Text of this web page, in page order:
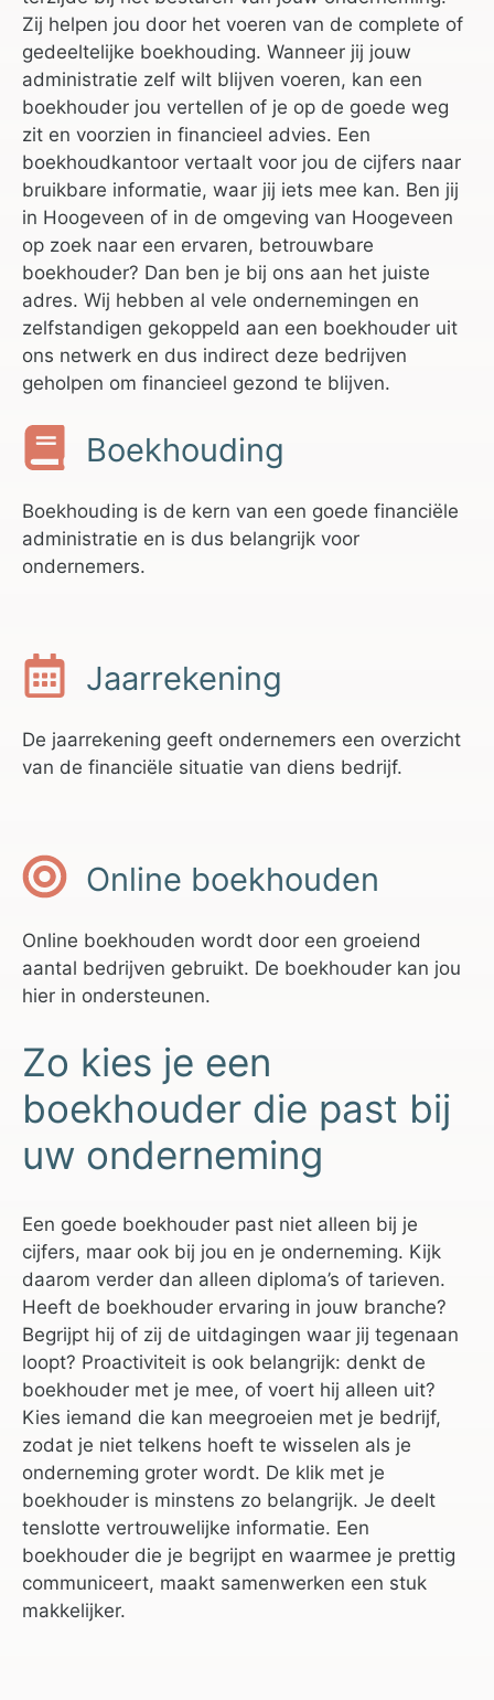
Zij helpen jou door het voeren van de complete of
gedeeltelijke boekhouding. Wanneer jij jouw
administratie zelf wilt blijven voeren, kan een
boekhouder jou vertellen of je op de goede weg
zit en voorzien in financieel advies. Een
boekhoudkantoor vertaalt voor jou de cijfers naar
bruikbare informatie, waar jij iets mee kan. Ben jij
in Hoogeveen of in de omgeving van Hoogeveen
op zoek naar een ervaren, betrouwbare
boekhouder? Dan ben je bij ons aan het juiste
adres. Wij hebben al vele ondernemingen en
zelfstandigen gekoppeld aan een boekhouder uit
ons netwerk en dus indirect deze bedrijven
geholpen om financieel gezond te blijven.
Boekhouding
Boekhouding is de kern van een goede financiële
administratie en is dus belangrijk voor
ondernemers.
Jaarrekening
De jaarrekening geeft ondernemers een overzicht
van de financiële situatie van diens bedrijf.
Online boekhouden
Online boekhouden wordt door een groeiend
aantal bedrijven gebruikt. De boekhouder kan jou
hier in ondersteunen.
Zo kies je een
boekhouder die past bij
uw onderneming
Een goede boekhouder past niet alleen bij je
cijfers, maar ook bij jou en je onderneming. Kijk
daarom verder dan alleen diploma’s of tarieven.
Heeft de boekhouder ervaring in jouw branche?
Begrijpt hij of zij de uitdagingen waar jij tegenaan
loopt? Proactiviteit is ook belangrijk: denkt de
boekhouder met je mee, of voert hij alleen uit?
Kies iemand die kan meegroeien met je bedrijf,
zodat je niet telkens hoeft te wisselen als je
onderneming groter wordt. De klik met je
boekhouder is minstens zo belangrijk. Je deelt
tenslotte vertrouwelijke informatie. Een
boekhouder die je begrijpt en waarmee je prettig
communiceert, maakt samenwerken een stuk
makkelijker.